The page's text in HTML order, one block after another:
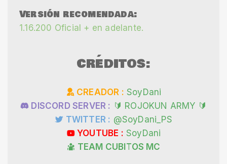
Versión recomendada:
1.16.200 Oficial + en adelante.
CRÉDITOS:
CREADOR : SoyDani
DISCORD SERVER : 🔰 ROJOKUN ARMY 🔰
TWITTER : @SoyDani_PS
YOUTUBE : SoyDani
TEAM CUBITOS MC